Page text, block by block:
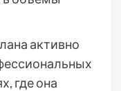
активно
где она